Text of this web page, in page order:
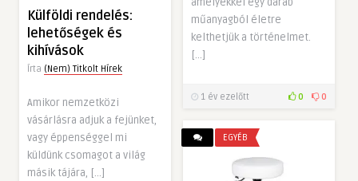
műanyagból életre
kelthetjük a történelmet.
[…]
1 év ezelőtt 0 0
Külföldi rendelés:
lehetőségek és
kihívások
Írta (Nem) Titkolt Hírek
Amikor nemzetközi
vásárlásra adjuk a fejünket,
vagy éppenséggel mi
küldünk csomagot a világ
másik tájára, […]
EGYÉB